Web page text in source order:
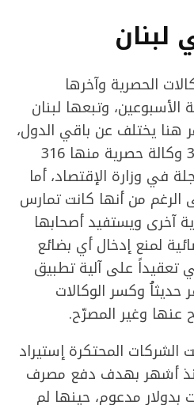
لبنان
الحصرية وآخرها
الأسبوعين، وتبعها لبنان
هنا يختلف عن باقي الدول،
ففي لبنان أكثر من 3316 وكالة حصرية منها 316
في وزارة الإقتصاد، أما
من أنها كانت تمارس
آخرى ويستفيد أصحابها
لمنع إدخال أي بضائع
تعقيداً على آلية تطبيق
حديثاُ وكسر الوكالات
عنها وغير المصرّح.
المحتكرة إستيراد
أشهر بهدف دفع مصرف
بدولار مدعوم، حينها لم